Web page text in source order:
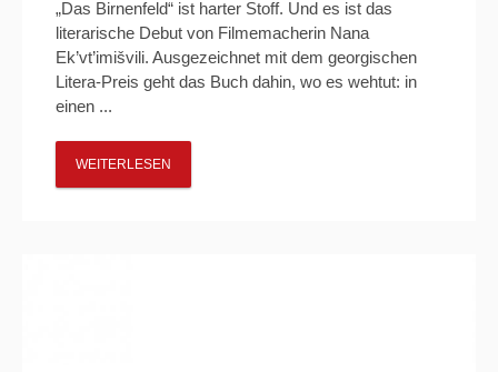
„Das Birnenfeld“ ist harter Stoff. Und es ist das
literarische Debut von Filmemacherin Nana
Ek’vt’imišvili. Ausgezeichnet mit dem georgischen
Litera-Preis geht das Buch dahin, wo es wehtut: in
einen ...
WEITERLESEN